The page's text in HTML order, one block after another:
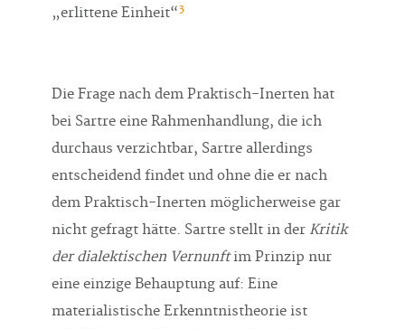
„erlittene Einheit“3
Die Frage nach dem Praktisch-Inerten hat
bei Sartre eine Rahmenhandlung, die ich
durchaus verzichtbar, Sartre allerdings
entscheidend findet und ohne die er nach
dem Praktisch-Inerten möglicherweise gar
nicht gefragt hätte. Sartre stellt in der Kritik
der dialektischen Vernunftim Prinzip nur
eine einzige Behauptung auf: Eine
materialistische Erkenntnistheorie ist